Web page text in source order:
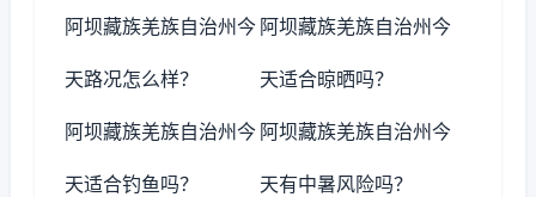
阿坝藏族羌族自治州今
天路况怎么样？
阿坝藏族羌族自治州今
天适合晾晒吗？
阿坝藏族羌族自治州今
天适合钓鱼吗？
阿坝藏族羌族自治州今
天有中暑风险吗？